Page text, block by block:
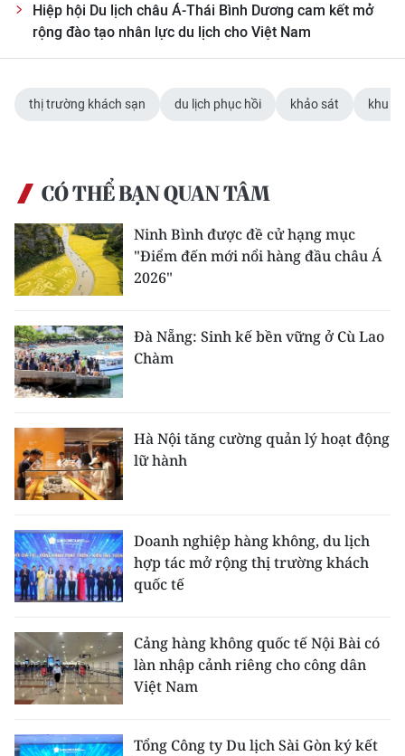
Hiệp hội Du lịch châu Á-Thái Bình Dương cam kết mở
rộng đào tạo nhân lực du lịch cho Việt Nam
thị trường khách sạn du lịch phục hồi khảo sát khu
CÓ THỂ BẠN QUAN TÂM
Ninh Bình được đề cử hạng mục
"Điểm đến mới nổi hàng đầu châu Á
2026"
Đà Nẵng: Sinh kế bền vững ở Cù Lao
Chàm
Hà Nội tăng cường quản lý hoạt động
lữ hành
Doanh nghiệp hàng không, du lịch
hợp tác mở rộng thị trường khách
quốc tế
Cảng hàng không quốc tế Nội Bài có
làn nhập cảnh riêng cho công dân
Việt Nam
Tổng Công ty Du lịch Sài Gòn ký kết